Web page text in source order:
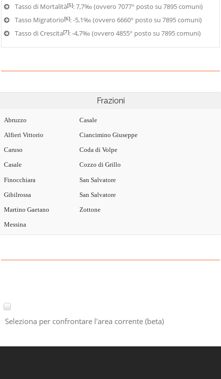
Tasso di Mortalità[5]: 7,7‰ (ovvero 7077° posto su 7895 comuni)
Tasso Migratorio[6]: -5,1‰ (ovvero 6660° posto su 7895 comuni)
Tasso di Crescita[7]: -4,7‰ (ovvero 4855° posto su 7895 comuni)
Frazioni
Abruzzo
Alfieri Vittorio
Caruso
Casale
Casale
Ciancimino Giuseppe
Coda di Volpe
Cozzo di Grillo
Finocchiara
Gibilrossa
Martino Gaetano
Messina
San Salvatore
San Salvatore
Zottone
Seleziona per confrontare l'area corrente (beta)